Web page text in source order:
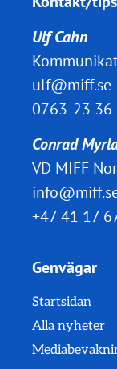
Ulf Cahn
ulf@miff.se
0763-23 36
Conrad
VD MIFF
+47 41 17
Genvägar
Startsidan
Alla nyheter